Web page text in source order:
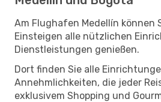
Am Flughafen Medellín können
Einsteigen alle nützlichen
Dienstleistungen genießen.
Dort finden Sie alle
Annehmlichkeiten, die jeder
exklusivem Shopping und